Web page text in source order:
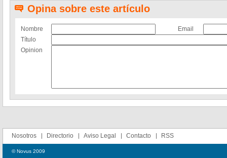
Opina sobre este artículo
Nombre
Email
Título
Opinion
Nosotros Directorio Aviso Legal Contacto RSS
© Novus 2009